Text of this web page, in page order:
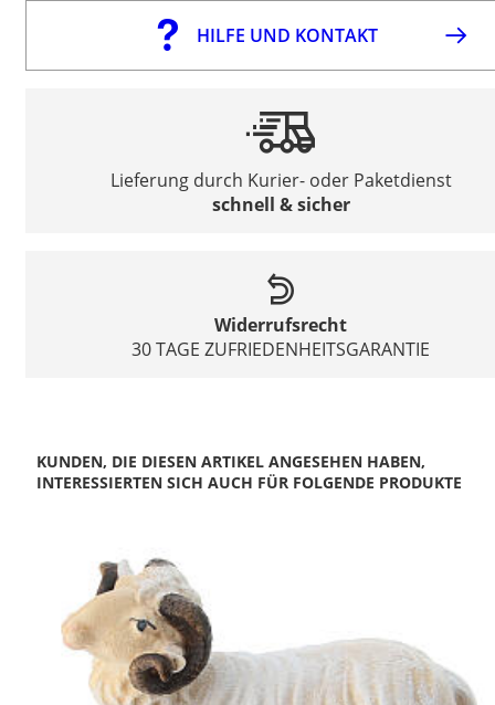
HILFE UND KONTAKT
Lieferung durch Kurier- oder Paketdienst
schnell & sicher
Widerrufsrecht
30 TAGE ZUFRIEDENHEITSGARANTIE
KUNDEN, DIE DIESEN ARTIKEL ANGESEHEN HABEN,
INTERESSIERTEN SICH AUCH FÜR FOLGENDE PRODUKTE